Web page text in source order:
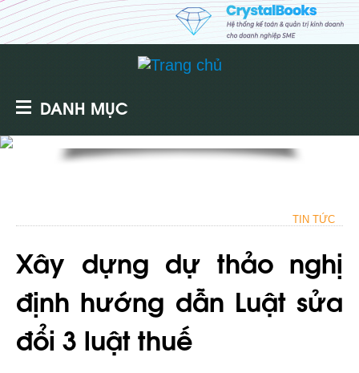
DANH MỤC
TIN TỨC
Xây dựng dự thảo nghị
định hướng dẫn Luật sửa
đổi 3 luật thuế